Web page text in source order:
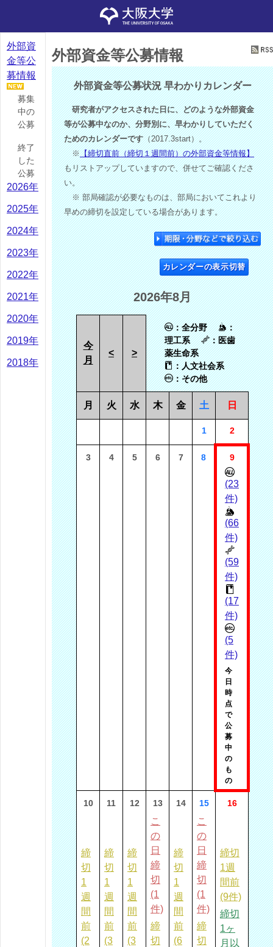
外部資
金等公
募情報
募集
中の
公募
終了
した
公募
2026年
2025年
2024年
2023年
2022年
2021年
2020年
2019年
2018年
外部資金等公募情報
外部資金等公募状況 早わかりカレンダー
研究者がアクセスされた日に、どのような外部資金
等が公募中なのか、分野別に、早わかりしていただく
ためのカレンダーです（2017.3start）。
※【締切直前（締切１週間前）の外部資金等情報】
もリストアップしていますので、併せてご確認くださ
い。
※ 部局確認が必要なものは、部局においてこれより
早めの締切を設定している場合があります。
カレンダーの表示切替
2026年8月
今
月
< >
：全分野
：
理工系
：医歯
薬生命系
：人文社会系
：その他
月 火 水 木 金 土 日
1 2
3 4 5 6 7 8 9
(23
件)
(66
件)
(59
件)
(17
件)
(5
件)
今
日
時
点
で
公
募
中
の
も
の
10
締
切
1
週
間
前
(2
11
締
切
1
週
間
前
(3
12
締
切
1
週
間
前
(3
13
こ
の
日
締
切
(1
件)
締
切
14
締
切
1
週
間
前
(6
15
こ
の
日
締
切
(1
件)
締
切
16
締切
1週
間前
(9件)
締切
1ヶ
月以